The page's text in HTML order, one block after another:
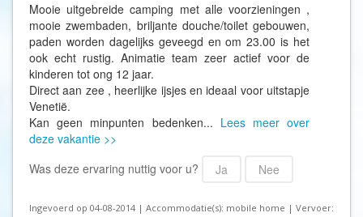
Mooie uitgebreide camping met alle voorzieningen ,
mooie zwembaden, briljante douche/toilet gebouwen,
paden worden dagelijks geveegd en om 23.00 is het
ook echt rustig. Animatie team zeer actief voor de
kinderen tot ong 12 jaar.
Direct aan zee , heerlijke ijsjes en ideaal voor uitstapje
Venetië.
Kan geen minpunten bedenken... Lees meer over
deze vakantie >>
Was deze ervaring nuttig voor u?
Ja Nee
Ingevoerd op 04-08-2014 | Accommodatie(s): mobile home | Vervoer: